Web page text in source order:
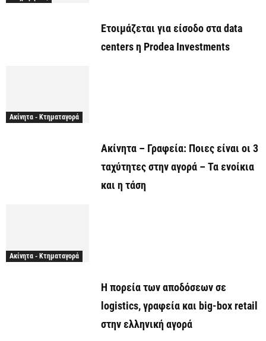
Ετοιμάζεται για είσοδο στα data
centers η Prodea Investments
Ακίνητα - Κτηματαγορά
Ακίνητα – Γραφεία: Ποιες είναι οι 3
ταχύτητες στην αγορά – Τα ενοίκια
και η τάση
Ακίνητα - Κτηματαγορά
Η πορεία των αποδόσεων σε
logistics, γραφεία και big-box retail
στην ελληνική αγορά